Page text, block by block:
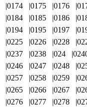
0174 0175 0176
0184 0185 0186
0194 0195 0197
0225 0226 0228
0237 0238 024
0246 0247 0248
0257 0258 0259
0265 0266 0267
0276 0277 0278